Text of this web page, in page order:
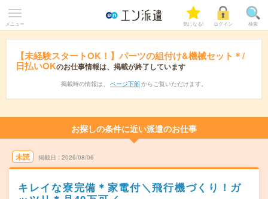
メニュー 気になる! ログイン 検索
【未経験スタートOK！】パーツの組付け&機械セット＊/
日払いOKのお仕事情報は、掲載が終了しています
掲載時の情報は、 ページ下部 からご覧いただけます。
お探しの条件に近い派遣のお仕事
未読 掲載日 2026/08/06
キレイな寮完備＊家電付＼飛行機づくり！ガ